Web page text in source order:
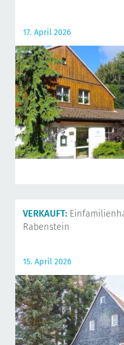
17. April 2026
VERKAUFT:
Rabenstein
15. April 2026